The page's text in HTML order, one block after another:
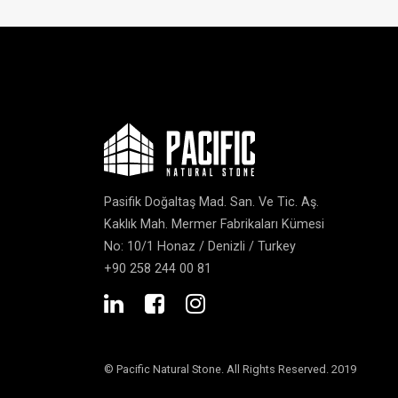
Pasifik Doğaltaş Mad. San. Ve Tic. Aş.
Kaklık Mah. Mermer Fabrikaları Kümesi
No: 10/1 Honaz / Denizli / Turkey
+90 258 244 00 81
© Pacific Natural Stone. All Rights Reserved. 2019